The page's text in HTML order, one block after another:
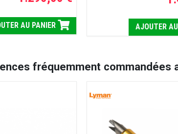
AU PANIER AJOUTER
fréquemment commandées